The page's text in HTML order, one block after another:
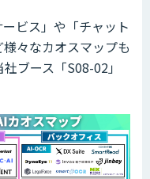
ビス」や「チャット
々なカオスマップも
ブース「S08-02」